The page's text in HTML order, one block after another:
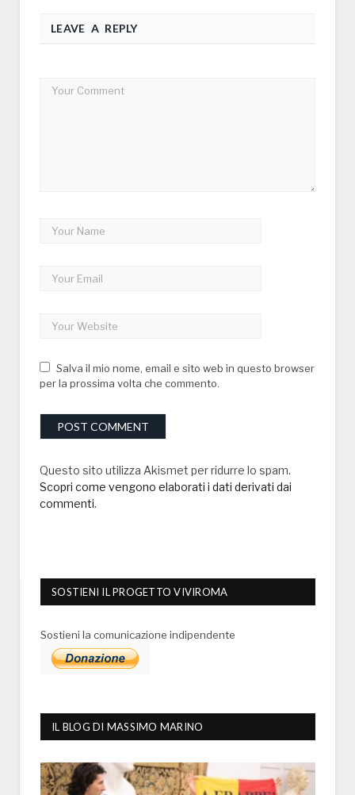
LEAVE A REPLY
Salva il mio nome, email e sito web in questo browser
per la prossima volta che commento.
Questo sito utilizza Akismet per ridurre lo spam.
Scopri come vengono elaborati i dati derivati dai
commenti.
SOSTIENI IL PROGETTO VIVIROMA
Sostieni la comunicazione indipendente
IL BLOG DI MASSIMO MARINO